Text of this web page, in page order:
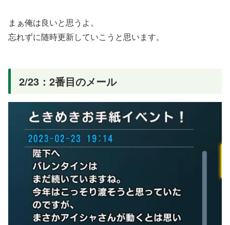
まぁ俺は良いと思うよ。
忘れずに随時更新していこうと思います。
2/23：2番目のメール